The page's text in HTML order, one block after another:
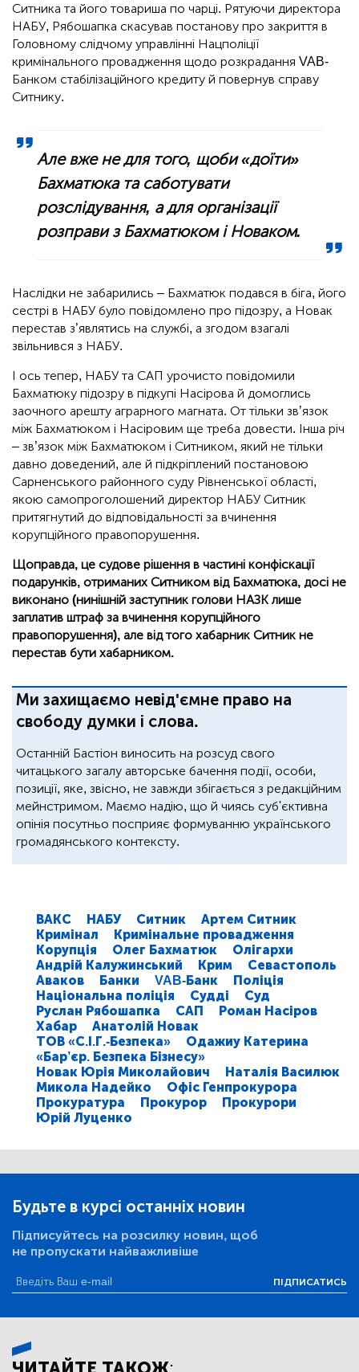
Ситника та його товариша по чарці. Рятуючи директора
НАБУ, Рябошапка скасував постанову про закриття в
Головному слідчому управлінні Нацполіції
кримінального провадження щодо розкрадання VAB-
Банком стабілізаційного кредиту й повернув справу
Ситнику.
Але вже не для того, щоби «доїти»
Бахматюка та саботувати
розслідування, а для організації
розправи з Бахматюком і Новаком.
Наслідки не забарились – Бахматюк подався в біга, його
сестрі в НАБУ було повідомлено про підозру, а Новак
перестав з’являтись на службі, а згодом взагалі
звільнився з НАБУ.
І ось тепер, НАБУ та САП урочисто повідомили
Бахматюку підозру в підкупі Насірова й домоглись
заочного арешту аграрного магната. От тільки зв’язок
між Бахматюком і Насіровим ще треба довести. Інша річ
– зв’язок між Бахматюком і Ситником, який не тільки
давно доведений, але й підкріплений постановою
Сарненського районного суду Рівненської області,
якою самопроголошений директор НАБУ Ситник
притягнутий до відповідальності за вчинення
корупційного правопорушення.
Щоправда, це судове рішення в частині конфіскації
подарунків, отриманих Ситником від Бахматюка, досі не
виконано (нинішній заступник голови НАЗК лише
заплатив штраф за вчинення корупційного
правопорушення), але від того хабарник Ситник не
перестав бути хабарником.
Ми захищаємо невід'ємне право на
свободу думки і слова.
Останній Бастіон виносить на розсуд свого
читацького загалу авторське бачення події, особи,
позиції, яке, звісно, не завжди збігається з редакційним
мейнстримом. Маємо надію, що й чиясь суб'єктивна
опінія посутньо посприяє формуванню українського
громадянського контексту.
ВАКС НАБУ Ситник
Артем Ситник
Кримінал
Кримінальне провадження
Корупція
Олег Бахматюк
Олігархи
Андрій Калужинський
Крим
Севастополь
Аваков
Банки VAB-Банк
Поліція
Національна поліція
Судді
Суд
Руслан Рябошапка
САП
Роман Насіров
Хабар
Анатолій Новак
ТОВ «С.І.Г.-Безпека»
Одажиу Катерина
«Бар’єр. Безпека Бізнесу»
Новак Юрія Миколайович
Наталія Василюк
Микола Надейко
Офіс Генпрокурора
Прокуратура
Прокурор
Прокурори
Юрій Луценко
Будьте в курсі останніх новин
Підписуйтесь на розсилку новин, щоб
не пропускати найважливіше
ПІДПИСАТИСЬ